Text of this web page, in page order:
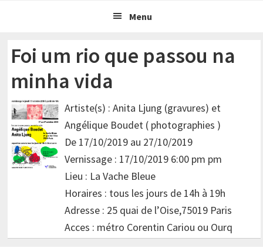
navigation
principale
principal
Menu
Foi um rio que passou na
minha vida
Artiste(s) : Anita Ljung (gravures) et
Angélique Boudet ( photographies )
De 17/10/2019 au 27/10/2019
Vernissage : 17/10/2019 6:00 pm pm
Lieu : La Vache Bleue
Horaires : tous les jours de 14h à 19h
Adresse : 25 quai de l’Oise,75019 Paris
Acces : métro Corentin Cariou ou Ourq